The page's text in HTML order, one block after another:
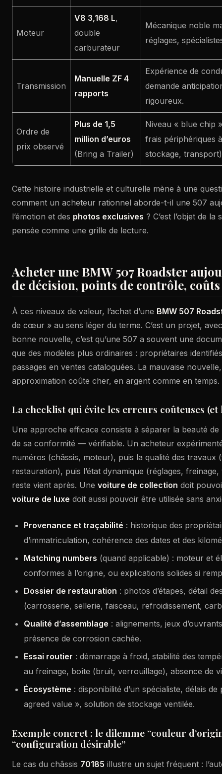
Moteur
V8 3,168 L,
double
carburateur
Mécanique noble
réglages,
Transmission
Manuelle ZF 4
rapports
Expérience de
demande
rigoureux.
Ordre de
prix observé
Plus de 1,5
million d’euros
(Bring a Trailer)
Niveau « blue chip
frais périphériques
stockage,
Cette histoire industrielle et culturelle mène à une
comment un acheteur rationnel aborde-t-il une 507
l’émotion et des photos exclusives ? C’est l’objet de
pensée comme une grille de lecture.
Acheter une BMW 507 Roadster
de décision, points de contrôle,
À ces niveaux de valeur, l’achat d’une BMW 507
de cœur » au sens léger du terme. C’est un projet,
bonne nouvelle, c’est qu’une 507 a souvent une
que des modèles plus ordinaires : propriétaires
passages en ventes cataloguées. La mauvaise
approximation coûte cher, en argent comme en temps.
La checklist qui évite les erreurs coûteuses
Une approche efficace consiste à séparer la beauté
de sa conformité — vérifiable. Un acheteur
numéros (châssis, moteur), puis la qualité des travaux
restauration), puis l’état dynamique (réglages,
reste vient après. Une voiture de collection doit
voiture de luxe doit aussi pouvoir être utilisée sans
Provenance et traçabilité : historique des
d’immatriculation, cohérence des dates et des
Matching numbers (quand applicable) : moteur et
conformes à l’origine, ou explications solides si
Dossier de restauration : photos d’étapes, détail
(carrosserie, sellerie, faisceau, refroidissement,
Qualité d’assemblage : alignements, jeux
présence de corrosion cachée.
Essai routier : démarrage à froid, stabilité des
au freinage, boîte (bruit, verrouillage), absence de
Écosystème : disponibilité d’un spécialiste, délais
agreed value », solution de stockage ventilée.
Exemple concret : le dilemme “couleur
“configuration désirable”
Le cas du châssis 70185 illustre un sujet fréquent :